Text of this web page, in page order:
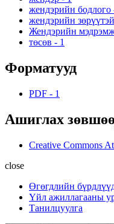
жендэрийн бодлого
жендэрийн
Жендэрийн
төсөв - 1
Форматууд
PDF - 1
Ашиглах
Creative Commons
close
Өгөгдлийн
Үйл ажиллагааны
Танилцуулга